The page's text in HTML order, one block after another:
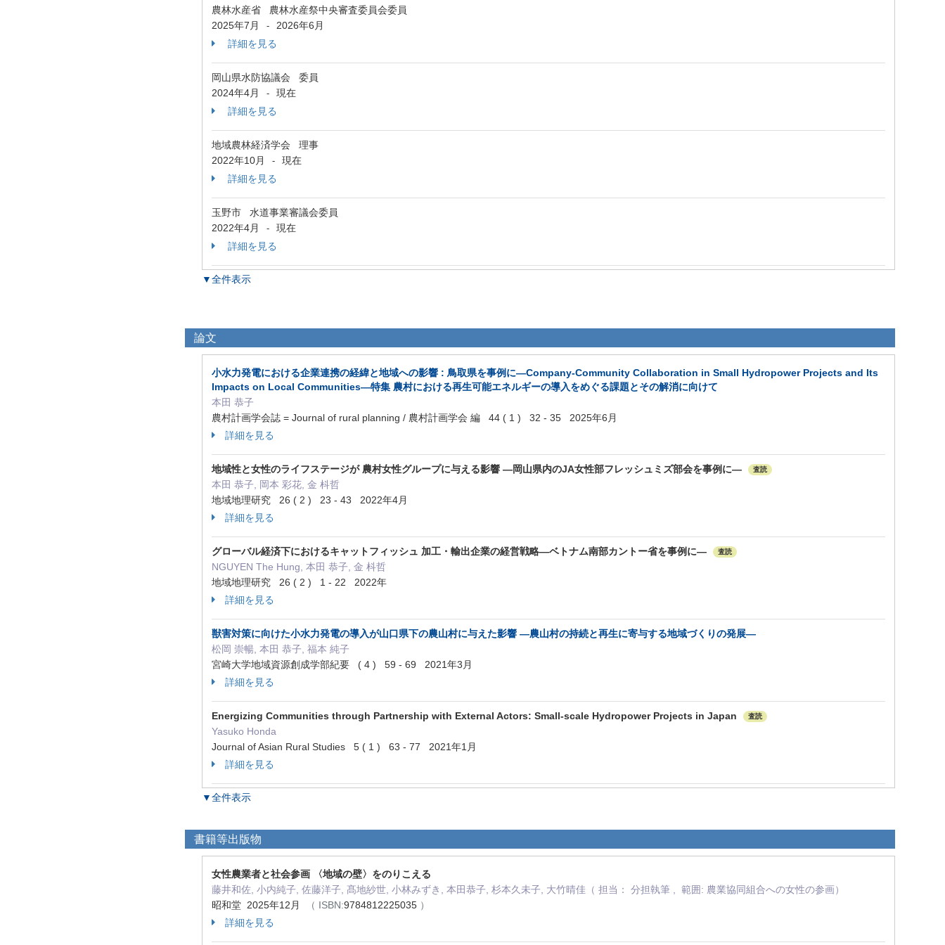
農林水産省 農林水産祭中央審査委員会委員
2025年7月
-
2026年6月
詳細を見る
岡山県水防協議会 委員
2024年4月
-
現在
詳細を見る
地域農林経済学会 理事
2022年10月
-
現在
詳細を見る
玉野市 水道事業審議会委員
2022年4月
-
現在
詳細を見る
▼全件表示
論文
小水力発電における企業連携の経緯と地域への影響 : 鳥取県を事例に—Company-Community Collaboration in Small Hydropower Projects and Its
Impacts on Local Communities—特集 農村における再生可能エネルギーの導入をめぐる課題とその解消に向けて
本田 恭子
農村計画学会誌 = Journal of rural planning / 農村計画学会 編 44 ( 1 ) 32 - 35 2025年6月
詳細を見る
地域性と女性のライフステージが 農村女性グループに与える影響 ―岡山県内のJA女性部フレッシュミズ部会を事例に― 査読
本田 恭子, 岡本 彩花, 金 枓哲
地域地理研究 26 ( 2 ) 23 - 43 2022年4月
詳細を見る
グローバル経済下におけるキャットフィッシュ 加工・輸出企業の経営戦略―ベトナム南部カントー省を事例に― 査読
NGUYEN The Hung, 本田 恭子, 金 枓哲
地域地理研究 26 ( 2 ) 1 - 22 2022年
詳細を見る
獣害対策に向けた小水力発電の導入が山口県下の農山村に与えた影響 ―農山村の持続と再生に寄与する地域づくりの発展―
松岡 崇暢, 本田 恭子, 福本 純子
宮崎大学地域資源創成学部紀要 ( 4 ) 59 - 69 2021年3月
詳細を見る
Energizing Communities through Partnership with External Actors: Small-scale Hydropower Projects in Japan 査読
Yasuko Honda
Journal of Asian Rural Studies 5 ( 1 ) 63 - 77 2021年1月
詳細を見る
▼全件表示
書籍等出版物
女性農業者と社会参画 〈地域の壁〉をのりこえる
藤井和佐, 小内純子, 佐藤洋子, 髙地紗世, 小林みずき, 本田恭子, 杉本久未子, 大竹晴佳（ 担当： 分担執筆 , 範囲: 農業協同組合への女性の参画）
昭和堂 2025年12月
（ ISBN:9784812225035 ）
詳細を見る